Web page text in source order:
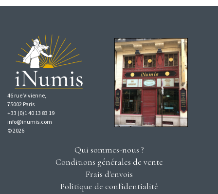
46 rue Vivienne,
75002 Paris
+33 (0)1 40 13 83 19
info@inumis.com
© 2026
Qui sommes-nous ?
Conditions générales de vente
Frais d'envois
Politique de confidentialité